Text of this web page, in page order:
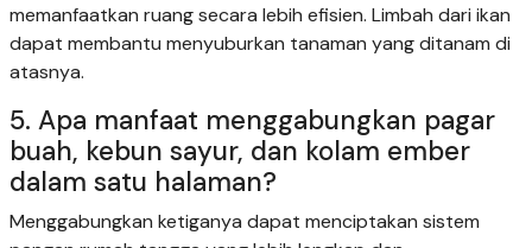
memanfaatkan ruang secara lebih efisien. Limbah dari ikan
dapat membantu menyuburkan tanaman yang ditanam di
atasnya.
5. Apa manfaat menggabungkan pagar
buah, kebun sayur, dan kolam ember
dalam satu halaman?
Menggabungkan ketiganya dapat menciptakan sistem